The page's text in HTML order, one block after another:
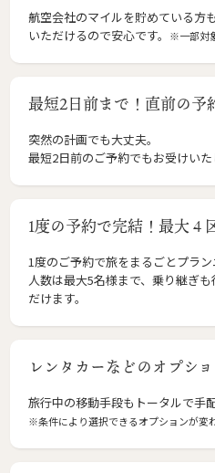
航空会社のマイルを貯めている方
いただけるので安心です。
※一部対
最短2日前まで！直前の予
突然の計画でも大丈夫。
最短2日前のご予約でもお受けいた
1度の予約で完結！最大４
1度のご予約で旅をまるごとプラン
人数は最大5名様まで、乗り継ぎ
だけます。
レンタカーなどのオプシ
旅行中の移動手段もトータルで手配
※条件により選択できるオプションが変